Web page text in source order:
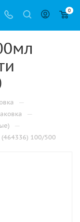
0
—
—
—
100/500